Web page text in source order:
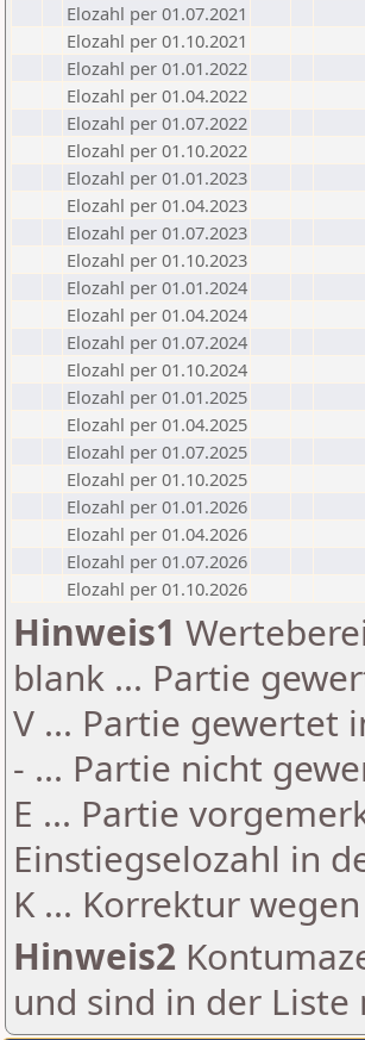
Elozahl per 01.07.2021
Elozahl per 01.10.2021
Elozahl per 01.01.2022
Elozahl per 01.04.2022
Elozahl per 01.07.2022
Elozahl per 01.10.2022
Elozahl per 01.01.2023
Elozahl per 01.04.2023
Elozahl per 01.07.2023
Elozahl per 01.10.2023
Elozahl per 01.01.2024
Elozahl per 01.04.2024
Elozahl per 01.07.2024
Elozahl per 01.10.2024
Elozahl per 01.01.2025
Elozahl per 01.04.2025
Elozahl per 01.07.2025
Elozahl per 01.10.2025
Elozahl per 01.01.2026
Elozahl per 01.04.2026
Elozahl per 01.07.2026
Elozahl per 01.10.2026
Hinweis1
blank ... Partie
V ... Partie gewertet
- ... Partie nicht
E ... Partie
Einstiegselozahl in
K ... Korrektur
Hinweis2
und sind in der